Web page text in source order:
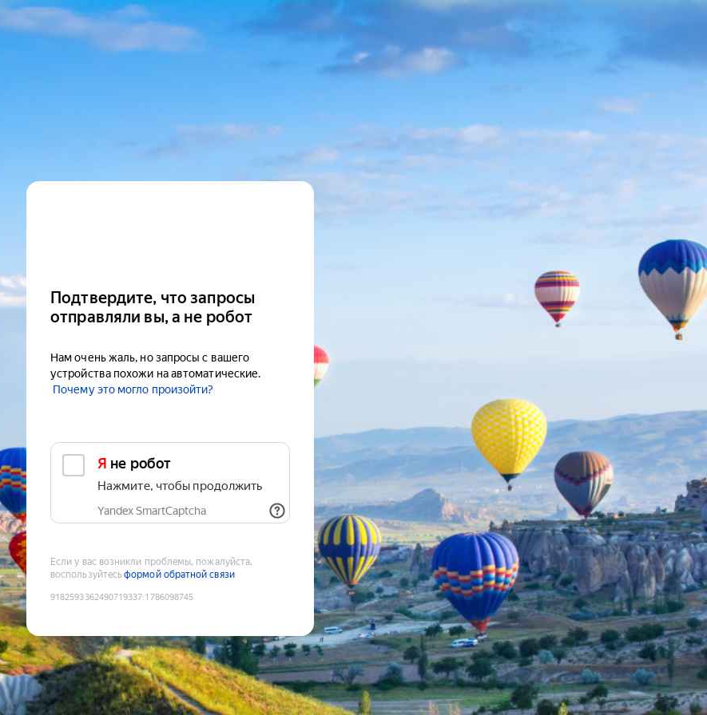
Подтвердите, что запросы
отправляли вы, а не робот
Нам очень жаль, но запросы с вашего
устройства похожи на автоматические.
Почему это могло произойти?
Я не робот
Нажмите, чтобы продолжить
Yandex SmartCaptcha
Если у вас возникли проблемы, пожалуйста,
воспользуйтесьформой обратной связи
9182593362490719337:1786098745